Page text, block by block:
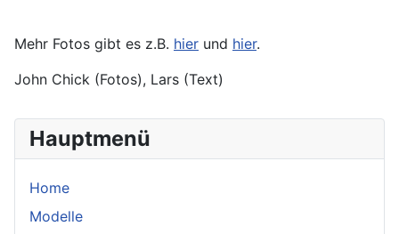
Hauptmenü
Home
Modelle
Mehr Fotos gibt es z.B. hier und hier.
John Chick (Fotos), Lars (Text)